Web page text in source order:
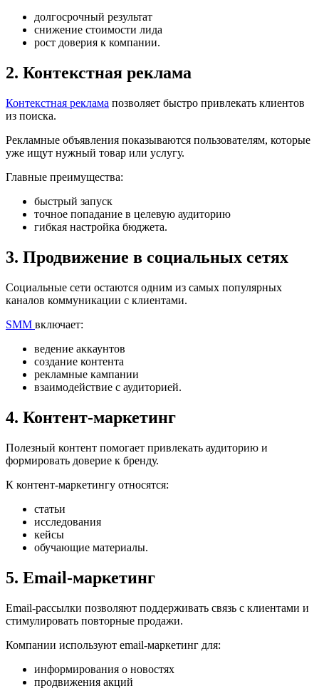
долгосрочный результат
снижение стоимости лида
рост доверия к компании.
2. Контекстная реклама
Контекстная реклама позволяет быстро привлекать клиентов
из поиска.
Рекламные объявления показываются пользователям, которые
уже ищут нужный товар или услугу.
Главные преимущества:
быстрый запуск
точное попадание в целевую аудиторию
гибкая настройка бюджета.
3. Продвижение в социальных сетях
Социальные сети остаются одним из самых популярных
каналов коммуникации с клиентами.
SMM включает:
ведение аккаунтов
создание контента
рекламные кампании
взаимодействие с аудиторией.
4. Контент-маркетинг
Полезный контент помогает привлекать аудиторию и
формировать доверие к бренду.
К контент-маркетингу относятся:
статьи
исследования
кейсы
обучающие материалы.
5. Email-маркетинг
Email-рассылки позволяют поддерживать связь с клиентами и
стимулировать повторные продажи.
Компании используют email-маркетинг для:
информирования о новостях
продвижения акций